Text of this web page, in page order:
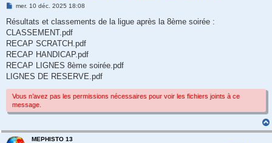
M
s
a
g
mer. 10 déc. 2025 18:08
Résultats et classements de la ligue après la 8ème soirée :
CLASSEMENT.pdf
RECAP SCRATCH.pdf
RECAP HANDICAP.pdf
RECAP LIGNES 8ème soirée.pdf
LIGNES DE RESERVE.pdf
Vous n’avez pas les permissions nécessaires pour voir les fichiers joints à ce
message.
MEPHISTO 13